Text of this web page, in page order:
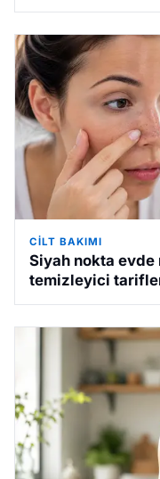
CILT BAKIMI
Siyah nokta evde
temizleyici